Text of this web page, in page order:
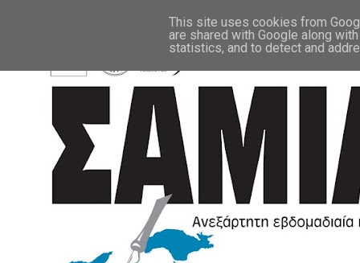
This site uses cookies from
are shared with Google along
statistics, and to detect and